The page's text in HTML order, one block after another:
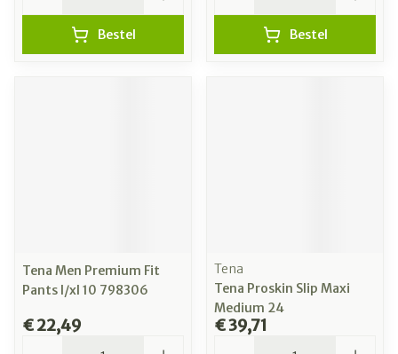
Bestel Bestel
Tena Men Premium Fit
Pants l/xl 10 798306
€ 22,49
Tena
Tena Proskin Slip Maxi
Medium 24
€ 39,71